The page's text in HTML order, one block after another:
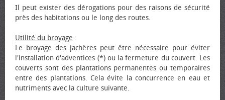
Il peut exister des dérogations pour des raisons de sécurité
près des habitations ou le long des routes.
Utilité du broyage :
Le broyage des jachères peut être nécessaire pour éviter
l'installation d'adventices (*) ou la fermeture du couvert. Les
couverts sont des plantations permanentes ou temporaires
entre des plantations. Cela évite la concurrence en eau et
nutriments avec la culture suivante.